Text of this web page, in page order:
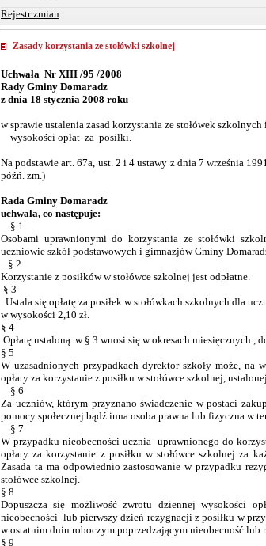
Rejestr zmian
Zasady korzystania ze stołówki szkolnej
Uchwała Nr XIII /95 /2008
Rady Gminy Domaradz
z dnia 18 stycznia 2008 roku
w sprawie ustalenia zasad korzystania ze stołówek szkolnych
wysokości opłat za posiłki.
Na podstawie art. 67a, ust. 2 i 4 ustawy z dnia 7 września
późń. zm.)
Rada Gminy Domaradz
uchwala, co następuje:
§ 1
Osobami uprawnionymi do korzystania ze stołówki
uczniowie szkół podstawowych i gimnazjów Gminy
§ 2
Korzystanie z posiłków w stołówce szkolnej jest odpłatne.
§ 3
Ustala się opłatę za posiłek w stołówkach szkolnych dla
w wysokości 2,10 zł.
§ 4
Opłatę ustaloną w § 3 wnosi się w okresach miesięcznych ,
§ 5
W uzasadnionych przypadkach dyrektor szkoły może,
opłaty za korzystanie z posiłku w stołówce szkolnej,
§ 6
Za uczniów, którym przyznano świadczenie w postaci
pomocy społecznej bądź inna osoba prawna lub fizyczna w
§ 7
W przypadku nieobecności ucznia uprawnionego do
opłaty za korzystanie z posiłku w stołówce szkolnej za
Zasada ta ma odpowiednio zastosowanie w przypadku
stołówce szkolnej.
§ 8
Dopuszcza się możliwość zwrotu dziennej wysokości
nieobecności lub pierwszy dzień rezygnacji z posiłku w
w ostatnim dniu roboczym poprzedzającym nieobecność lub
§ 9